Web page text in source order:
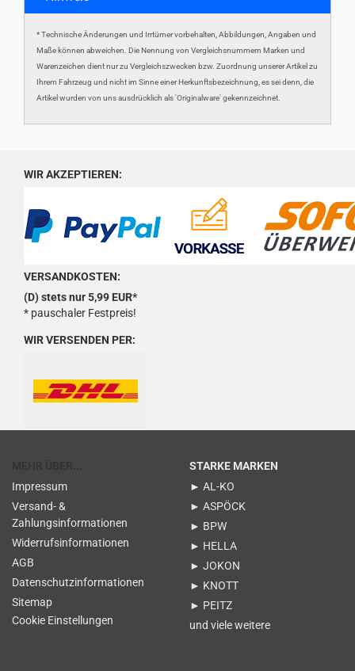
* Technische Änderungen und Irrtümer vorbehalten, Abbildungen, Angaben und
Maße können abweichen. Die Nennung von Vergleichsnummern Marken und
Warenzeichen dient nur zu Vergleichszwecken bzw. Zuordnung unserer Artikel zu
Ihrem Fahrzeug und nicht im Sinne einer Herkunftsbezeichnung, es sei denn, die
Artikel wurden von uns ausdrücklich als 'Originalware' gekennzeichnet.
WIR AKZEPTIEREN:
VERSANDKOSTEN:
(D) stets nur 5,99 EUR*
* pauschaler Festpreis!
WIR VERSENDEN PER:
Impressum
Versand- &
Zahlungsinformationen
Widerrufsinformationen
AGB
Datenschutzinformationen
Sitemap
Cookie Einstellungen
STARKE MARKEN
► AL-KO
► ASPÖCK
► BPW
► HELLA
► JOKON
► KNOTT
► PEITZ
und viele weitere